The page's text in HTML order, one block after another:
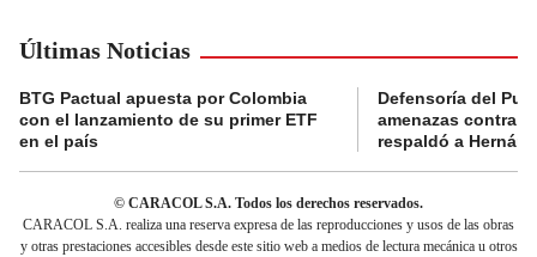
Últimas Noticias
BTG Pactual apuesta por Colombia
con el lanzamiento de su primer ETF
en el país
Defensoría del
amenazas contra
respaldó a Hernán
© CARACOL S.A. Todos los derechos reservados.
CARACOL S.A. realiza una reserva expresa de las reproducciones y usos de las obras
y otras prestaciones accesibles desde este sitio web a medios de lectura mecánica u otros